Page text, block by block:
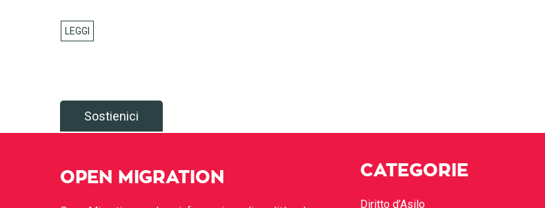
Sostienici
OPEN MIGRATION CATEGORIE
Diritto d’Asilo